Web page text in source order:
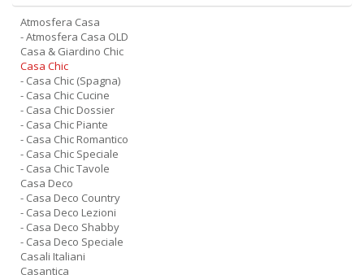
Atmosfera Casa
- Atmosfera Casa OLD
Casa & Giardino Chic
Casa Chic
- Casa Chic (Spagna)
- Casa Chic Cucine
- Casa Chic Dossier
- Casa Chic Piante
- Casa Chic Romantico
- Casa Chic Speciale
- Casa Chic Tavole
Casa Deco
- Casa Deco Country
- Casa Deco Lezioni
- Casa Deco Shabby
- Casa Deco Speciale
Casali Italiani
Casantica